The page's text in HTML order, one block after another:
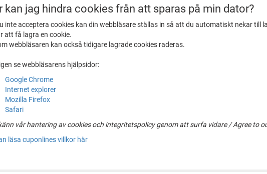
kan jag hindra cookies från att sparas på min dator?
inte acceptera cookies kan din webbläsare ställas in så att du automatiskt nekar till
att få lagra en cookie.
webbläsaren kan också tidigare lagrade cookies raderas.
se webbläsarens hjälpsidor:
Google Chrome
Internet explorer
Mozilla Firefox
Safari
vår hantering av cookies och integritetspolicy genom att surfa vidare / Agree to
läsa cuponlines villkor här